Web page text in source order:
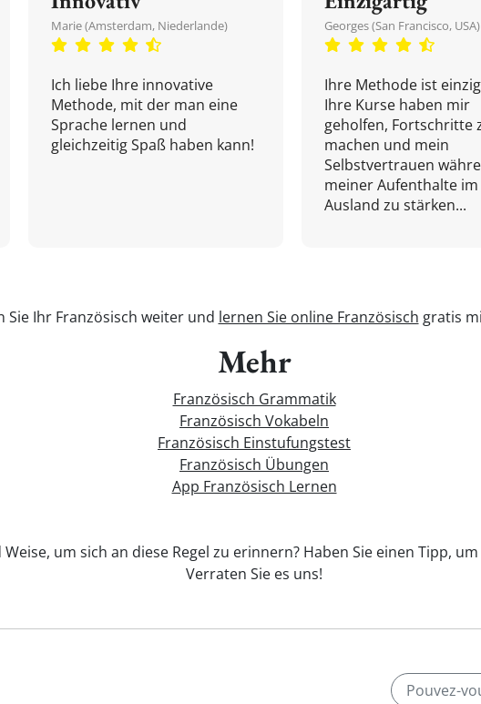
Marie (Amsterdam, Niederlande)
Ich liebe Ihre innovative
Methode, mit der man eine
Sprache lernen und
gleichzeitig Spaß haben kann!
Georges (San Francisco, USA)
Ihre Methode ist
Ihre Kurse haben mir
geholfen, Fortschritte
machen und mein
Selbstvertrauen
meiner Aufenthalte im
Ausland zu stärken...
Sie Ihr Französisch weiter und lernen Sie online Französisch gratis
Mehr
Französisch Grammatik
Französisch Vokabeln
Französisch Einstufungstest
Französisch Übungen
App Französisch Lernen
um sich an diese Regel zu erinnern? Haben Sie einen Tipp,
Verraten Sie es uns!
Pouvez-